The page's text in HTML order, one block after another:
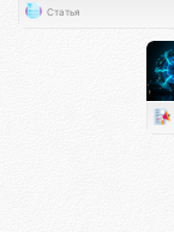
Статья